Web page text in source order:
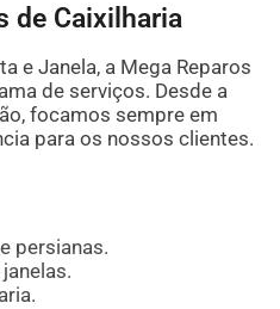
de Caixilharia
e Janela, a Mega Reparos
de serviços. Desde a
focamos sempre em
para os nossos clientes.
persianas.